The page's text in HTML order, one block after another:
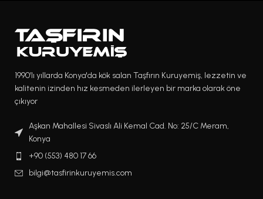
1990’lı yıllarda Konya'da kök salan Taşfırın Kuruyemiş, lezzetin ve
kalitenin izinden hız kesmeden ilerleyen bir marka olarak öne
çıkıyor
Aşkan Mahallesi Sivaslı Ali Kemal Cad. No: 25/C Meram,
Konya
+90 (553) 480 17 66
bilgi@tasfirinkuruyemis.com